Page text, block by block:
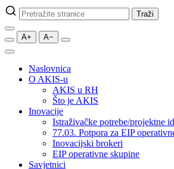
Pretraži
stranice
Traži
A+ A−
Naslovnica
O AKIS-u
AKIS u RH
Što je AKIS
Inovacije
Istraživačke potrebe/projektne
77.03. Potpora za EIP
Inovacijski brokeri
EIP operativne skupine
Savjetnici